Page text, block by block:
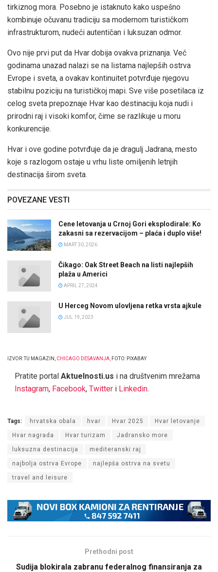
tirkiznog mora. Posebno je istaknuto kako uspešno
kombinuje očuvanu tradiciju sa modernom turističkom
infrastrukturom, nudeći autentičan i luksuzan odmor.
Ovo nije prvi put da Hvar dobija ovakva priznanja. Već
godinama unazad nalazi se na listama najlepših ostrva
Evrope i sveta, a ovakav kontinuitet potvrđuje njegovu
stabilnu poziciju na turističkoj mapi. Sve više posetilaca iz
celog sveta prepoznaje Hvar kao destinaciju koja nudi i
prirodni raj i visoki komfor, čime se razlikuje u moru
konkurencije.
Hvar i ove godine potvrđuje da je dragulj Jadrana, mesto
koje s razlogom ostaje u vrhu liste omiljenih letnjih
destinacija širom sveta.
POVEZANE VESTI
Cene letovanja u Crnoj Gori eksplodirale: Ko
zakasni sa rezervacijom – plaća i duplo više!
MART 30, 2026
Čikago: Oak Street Beach na listi najlepših
plaža u Americi
APRIL 27, 2024
U Herceg Novom ulovljena retka vrsta ajkule
JUL 19, 2023
IZVOR: TU MAGAZIN, CHICAGO DESAVANJA FOTO: PIXABAY
Pratite portal Aktuelnosti.us i na društvenim mrežama
Instagram, Facebook, Twitter i Linkedin.
Tags: hrvatska obala hvar Hvar 2025 Hvar letovanje
Hvar nagrada Hvar turizam Jadransko more
luksuzna destinacija mediteranski raj
najbolja ostrva Evrope najlepša ostrva na svetu
travel and leisure
Prethodni post
Sudija blokirala zabranu federalnog finansiranja za